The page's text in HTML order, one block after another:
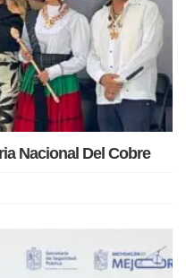
Nacional Del Cobre